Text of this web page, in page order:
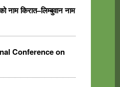
किरात–लिम्बुवान नाम
Conference on